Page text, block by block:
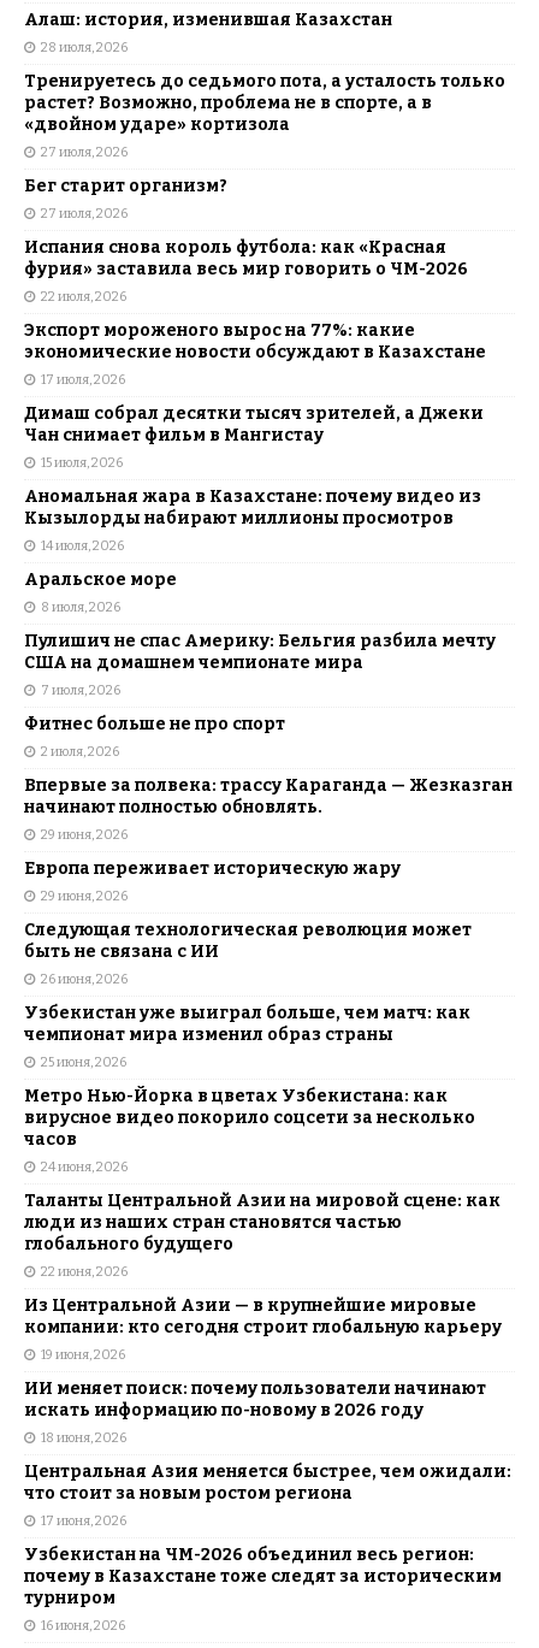
Алаш: история, изменившая Казахстан
28 июля, 2026
Тренируетесь до седьмого пота, а усталость только
растет? Возможно, проблема не в спорте, а в
«двойном ударе» кортизола
27 июля, 2026
Бег старит организм?
27 июля, 2026
Испания снова король футбола: как «Красная
фурия» заставила весь мир говорить о ЧМ-2026
22 июля, 2026
Экспорт мороженого вырос на 77%: какие
экономические новости обсуждают в Казахстане
17 июля, 2026
Димаш собрал десятки тысяч зрителей, а Джеки
Чан снимает фильм в Мангистау
15 июля, 2026
Аномальная жара в Казахстане: почему видео из
Кызылорды набирают миллионы просмотров
14 июля, 2026
Аральское море
8 июля, 2026
Пулишич не спас Америку: Бельгия разбила мечту
США на домашнем чемпионате мира
7 июля, 2026
Фитнес больше не про спорт
2 июля, 2026
Впервые за полвека: трассу Караганда — Жезказган
начинают полностью обновлять.
29 июня, 2026
Европа переживает историческую жару
29 июня, 2026
Следующая технологическая революция может
быть не связана с ИИ
26 июня, 2026
Узбекистан уже выиграл больше, чем матч: как
чемпионат мира изменил образ страны
25 июня, 2026
Метро Нью-Йорка в цветах Узбекистана: как
вирусное видео покорило соцсети за несколько
часов
24 июня, 2026
Таланты Центральной Азии на мировой сцене: как
люди из наших стран становятся частью
глобального будущего
22 июня, 2026
Из Центральной Азии — в крупнейшие мировые
компании: кто сегодня строит глобальную карьеру
19 июня, 2026
ИИ меняет поиск: почему пользователи начинают
искать информацию по-новому в 2026 году
18 июня, 2026
Центральная Азия меняется быстрее, чем ожидали:
что стоит за новым ростом региона
17 июня, 2026
Узбекистан на ЧМ-2026 объединил весь регион:
почему в Казахстане тоже следят за историческим
турниром
16 июня, 2026